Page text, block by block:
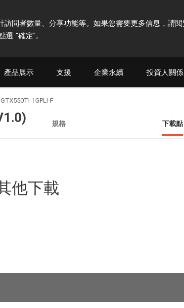
訪問者數量、分享功能等。如果您需要更多信息，請
選 "確定"。
產品展示 支援 企業永續 投資人關係
1GPLI-F
規格 下載點
他下載